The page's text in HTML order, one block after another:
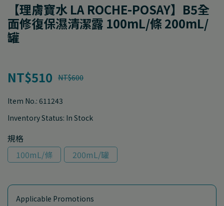
【理膚寶水 LA ROCHE-POSAY】B5全
面修復保濕清潔露 100mL/條 200mL/
罐
NT$510 NT$600
Item No.: 611243
Inventory Status: In Stock
規格
100mL/條
200mL/罐
Applicable Promotions